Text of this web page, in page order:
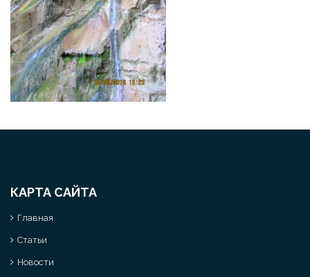
КАРТА САЙТА
Главная
Статьи
Новости